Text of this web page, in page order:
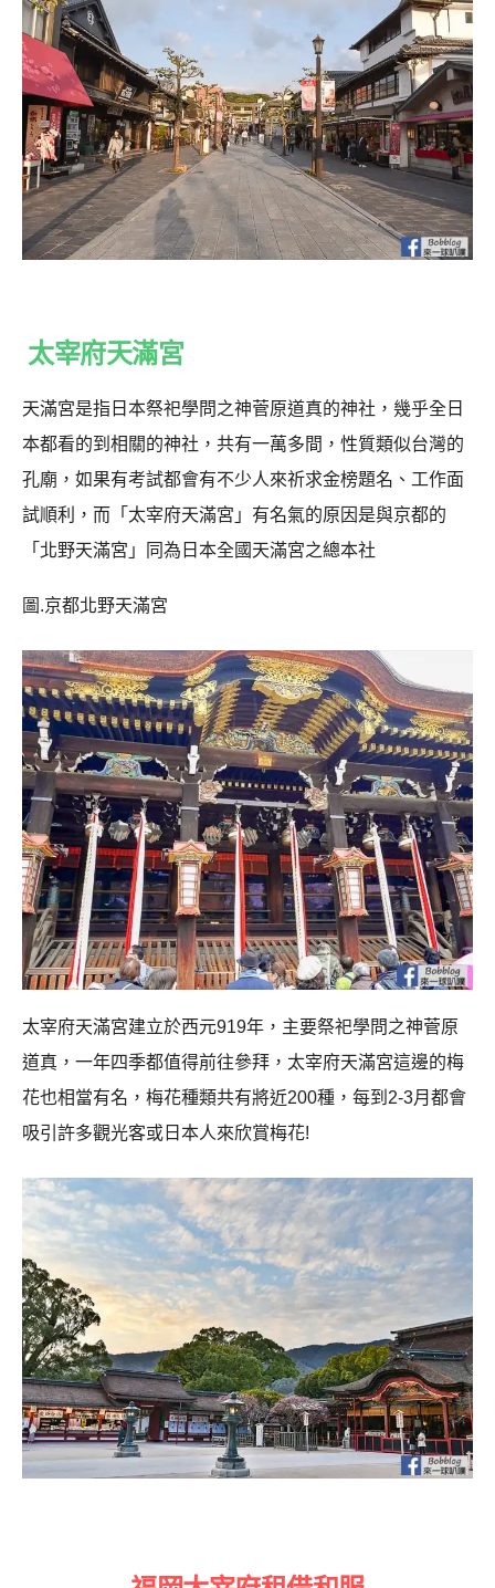
太宰府天滿宮
天滿宮是指日本祭祀學問之神菅原道真的神社，幾乎全日
本都看的到相關的神社，共有一萬多間，性質類似台灣的
孔廟，如果有考試都會有不少人來祈求金榜題名、工作面
試順利，而「太宰府天滿宮」有名氣的原因是與京都的
「北野天滿宮」同為日本全國天滿宮之總本社
圖.京都北野天滿宮
太宰府天滿宮建立於西元919年，主要祭祀學問之神菅原
道真，一年四季都值得前往參拜，太宰府天滿宮這邊的梅
花也相當有名，梅花種類共有將近200種，每到2-3月都會
吸引許多觀光客或日本人來欣賞梅花!